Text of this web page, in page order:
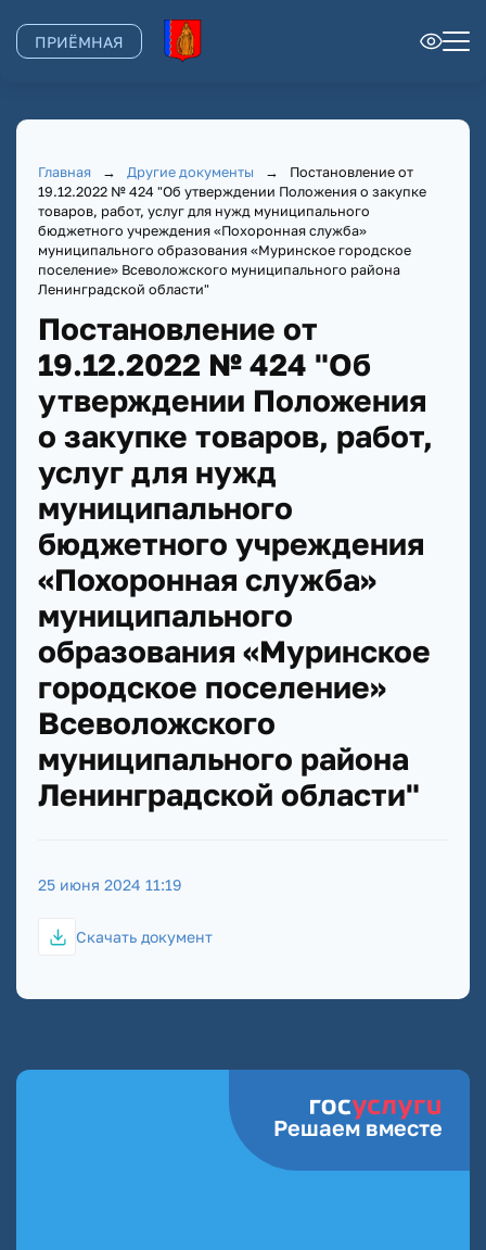
ПРИЁМНАЯ
Главная → Другие документы →
Постановление от
19.12.2022 № 424 "Об утверждении Положения о закупке
товаров, работ, услуг для нужд муниципального
бюджетного учреждения «Похоронная служба»
муниципального образования «Муринское городское
поселение» Всеволожского муниципального района
Ленинградской области"
Постановление от
19.12.2022 № 424 "Об
утверждении Положения
о закупке товаров, работ,
услуг для нужд
муниципального
бюджетного учреждения
«Похоронная служба»
муниципального
образования «Муринское
городское поселение»
Всеволожского
муниципального района
Ленинградской области"
25 июня 2024 11:19
Скачать документ
Решаем вместе